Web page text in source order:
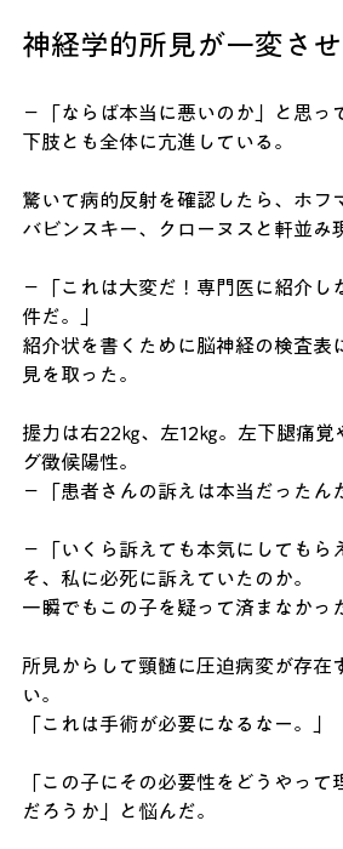
神経学的所見が一変さ
－「ならば本当に悪いのか」と思っ
下肢とも全体に亢進している。
驚いて病的反射を確認したら、ホフ
バビンスキー、クローヌスと軒並み
－「これは大変だ！専門医に紹介し
件だ。」
紹介状を書くために脳神経の検査表
見を取った。
握力は右22㎏、左12㎏。左下腿痛
グ徴候陽性。
－「患者さんの訴えは本当だったん
－「いくら訴えても本気にしてもら
そ、私に必死に訴えていたのか。
一瞬でもこの子を疑って済まなか
所見からして頸髄に圧迫病変が存在
い。
「これは手術が必要になるなー。」
「この子にその必要性をどうやって
だろうか」と悩んだ。